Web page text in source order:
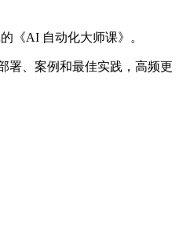
《AI 自动化大师课》。
署、案例和最佳实践，高频更